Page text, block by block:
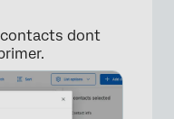
contacts dont